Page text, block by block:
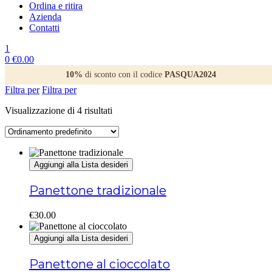
Ordina e ritira
Azienda
Contatti
1
0 €0.00
10% di sconto con il codice PASQUA2024
Filtra per Filtra per
Visualizzazione di 4 risultati
Aggiungi alla Lista desideri
Panettone tradizionale
€30.00
Aggiungi alla Lista desideri
Panettone al cioccolato